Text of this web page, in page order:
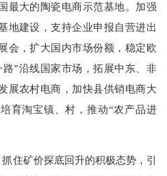
最大的陶瓷电商示范基地。加强
地建设，支持企业申报自营进出
会，扩大国内市场份额，稳定欧
”沿线国家市场，拓展中东、非
展农村电商，加快县供销电商大
育淘宝镇、村，推动“农产品进
矿价探底回升的积极态势，引